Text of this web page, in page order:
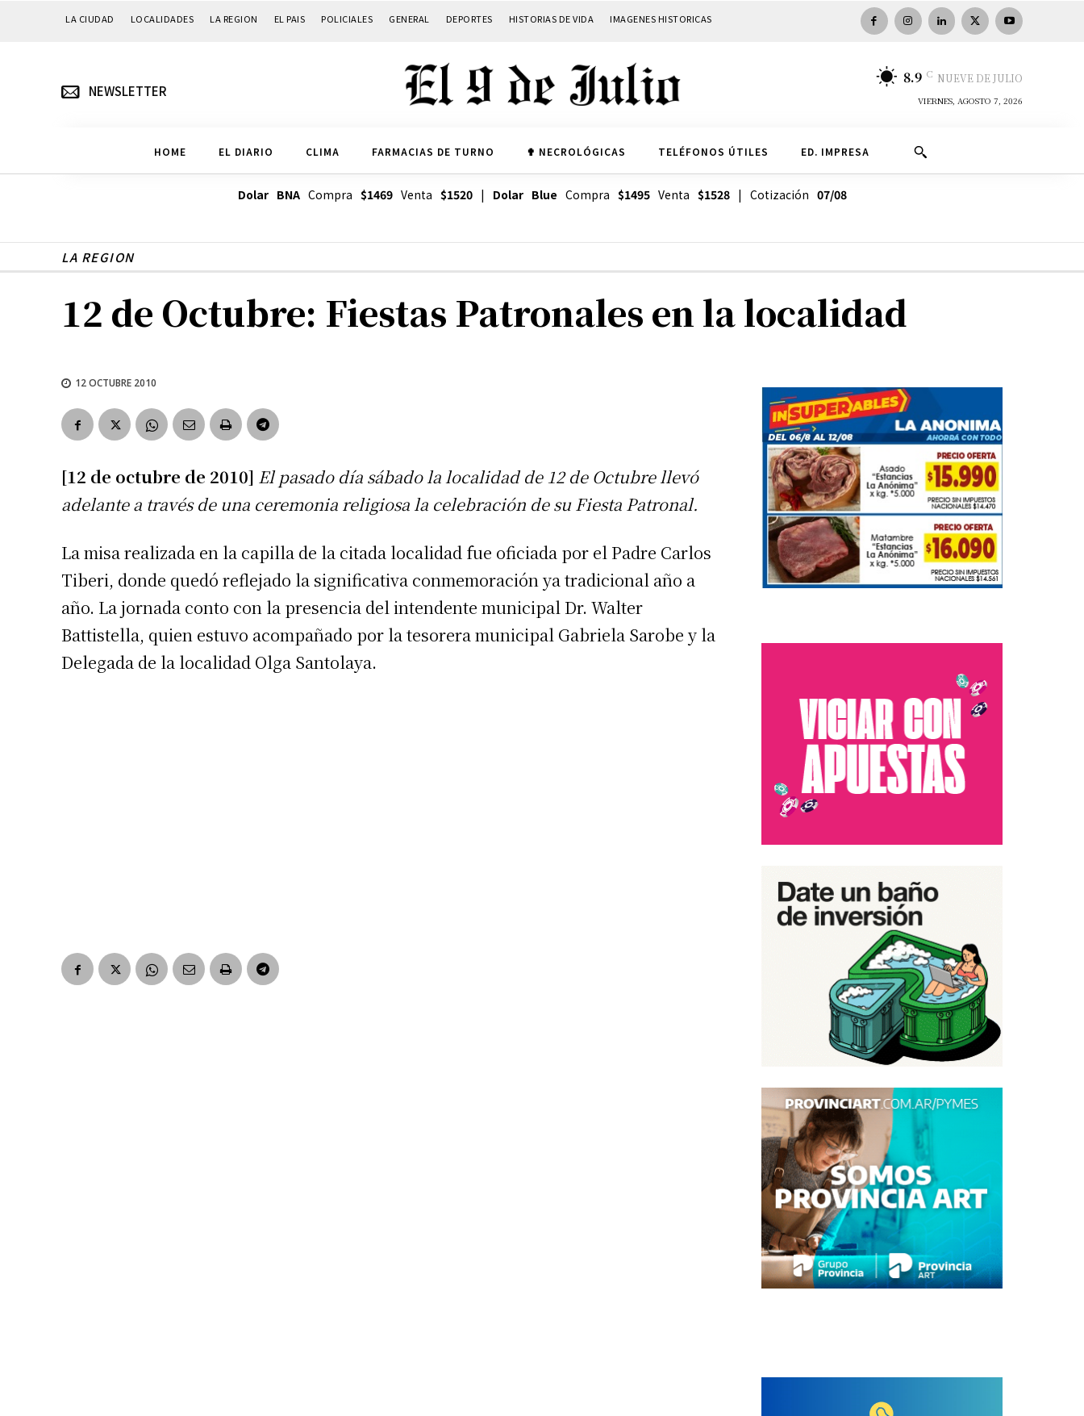
LA CIUDAD LOCALIDADES LA REGION EL PAIS POLICIALES GENERAL DEPORTES HISTORIAS DE VIDA IMAGENES HISTORICAS
NEWSLETTER
8.9 C NUEVE DE JULIO
VIERNES, AGOSTO 7, 2026
HOME EL DIARIO CLIMA FARMACIAS DE TURNO ✟ NECROLÓGICAS TELÉFONOS ÚTILES ED. IMPRESA
Dolar BNACompra $1469Venta $1520| Dolar Blue Compra $1495Venta $1528| Cotización 07/08
LA REGION
12 de Octubre: Fiestas Patronales en la localidad
12 OCTUBRE 2010
[12 de octubre de 2010] El pasado día sábado la localidad de 12 de Octubre llevó
adelante a través de una ceremonia religiosa la celebración de su Fiesta Patronal.
La misa realizada en la capilla de la citada localidad fue oficiada por el Padre Carlos
Tiberi, donde quedó reflejado la significativa conmemoración ya tradicional año a
año. La jornada conto con la presencia del intendente municipal Dr. Walter
Battistella, quien estuvo acompañado por la tesorera municipal Gabriela Sarobe y la
Delegada de la localidad Olga Santolaya.